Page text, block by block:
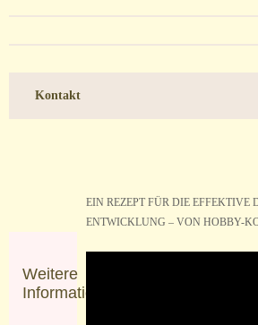
Kontakt
Weitere
Informationen
EIN REZEPT FÜR DIE EFFEKTIVE
ENTWICKLUNG – VON HOBBY-